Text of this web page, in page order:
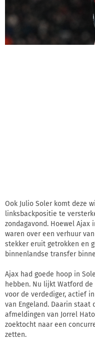
Ook Julio Soler komt deze
linksbackpositie te
zondagavond. Hoewel Ajax
waren over een verhuur
stekker eruit getrokken en
binnenlandse transfer
Ajax had goede hoop in
hebben. Nu lijkt Watford
voor de verdediger, actief
van Engeland. Daarin staat
afmeldingen van Jorrel
zoektocht naar een
zetten.